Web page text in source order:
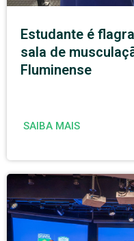
Estudante é
sala de
Fluminense
SAIBA MAIS